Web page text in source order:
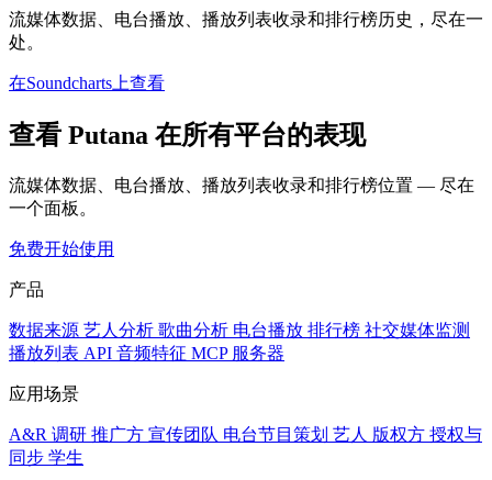
流媒体数据、电台播放、播放列表收录和排行榜历史，尽在一
处。
在Soundcharts上查看
查看 Putana 在所有平台的表现
流媒体数据、电台播放、播放列表收录和排行榜位置 — 尽在
一个面板。
免费开始使用
产品
数据来源 艺人分析 歌曲分析 电台播放 排行榜 社交媒体监测
播放列表 API 音频特征 MCP 服务器
应用场景
A&R 调研 推广方 宣传团队 电台节目策划 艺人 版权方 授权与
同步 学生